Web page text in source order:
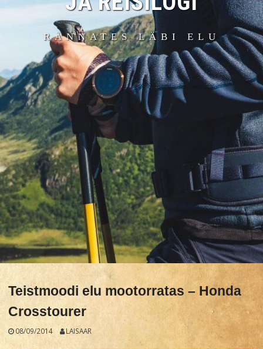
RÄNNATES LÄBI ELU
Teistmoodi elu mootorratas – Honda
Crosstourer
08/09/2014 LAISAAR